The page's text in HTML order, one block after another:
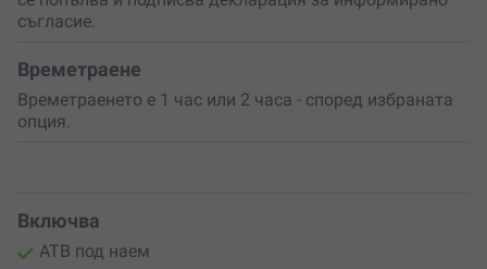
съгласие.
Времетраене
Времетраенето е 1 час или 2 часа - според избраната
опция.
Включва
АТВ под наем